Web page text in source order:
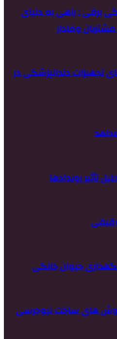
برقی : راهی به دنیای
وفادار
تجهیزات دندانپزشکی در
تأثیر رویدادها
روش های ساخت نیوجرسی